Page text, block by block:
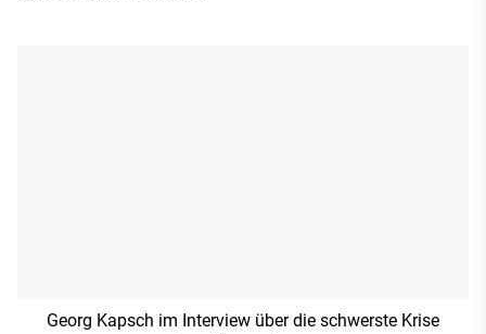
Georg Kapsch im Interview über die schwerste Krise